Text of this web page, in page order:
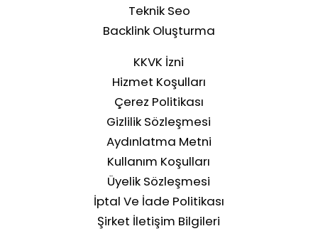
Teknik Seo
Backlink Oluşturma
KKVK İzni
Hizmet Koşulları
Çerez Politikası
Gizlilik Sözleşmesi
Aydınlatma Metni
Kullanım Koşulları
Üyelik Sözleşmesi
İptal Ve İade Politikası
Şirket İletişim Bilgileri